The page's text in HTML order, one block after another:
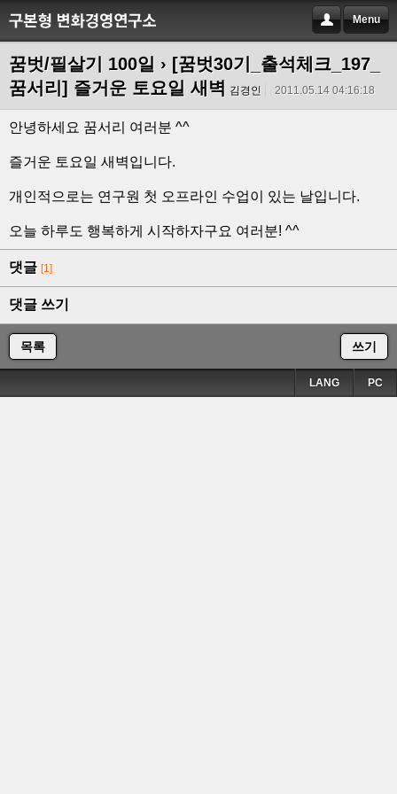
Menu
꿈벗/필살기 100일 › [꿈벗30기_출석체크_197_
꿈서리] 즐거운 토요일 새벽 김경인 2011.05.14 04:16:18
안녕하세요 꿈서리 여러분 ^^
즐거운 토요일 새벽입니다.
개인적으로는 연구원 첫 오프라인 수업이 있는 날입니다.
오늘 하루도 행복하게 시작하자구요 여러분! ^^
댓글 [1]
댓글 쓰기
목록 쓰기
PC
LANG